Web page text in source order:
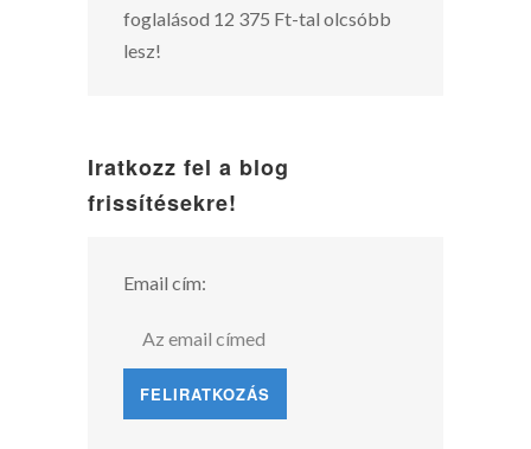
foglalásod 12 375 Ft-tal olcsóbb
lesz!
Iratkozz fel a blog
frissítésekre!
Email cím: